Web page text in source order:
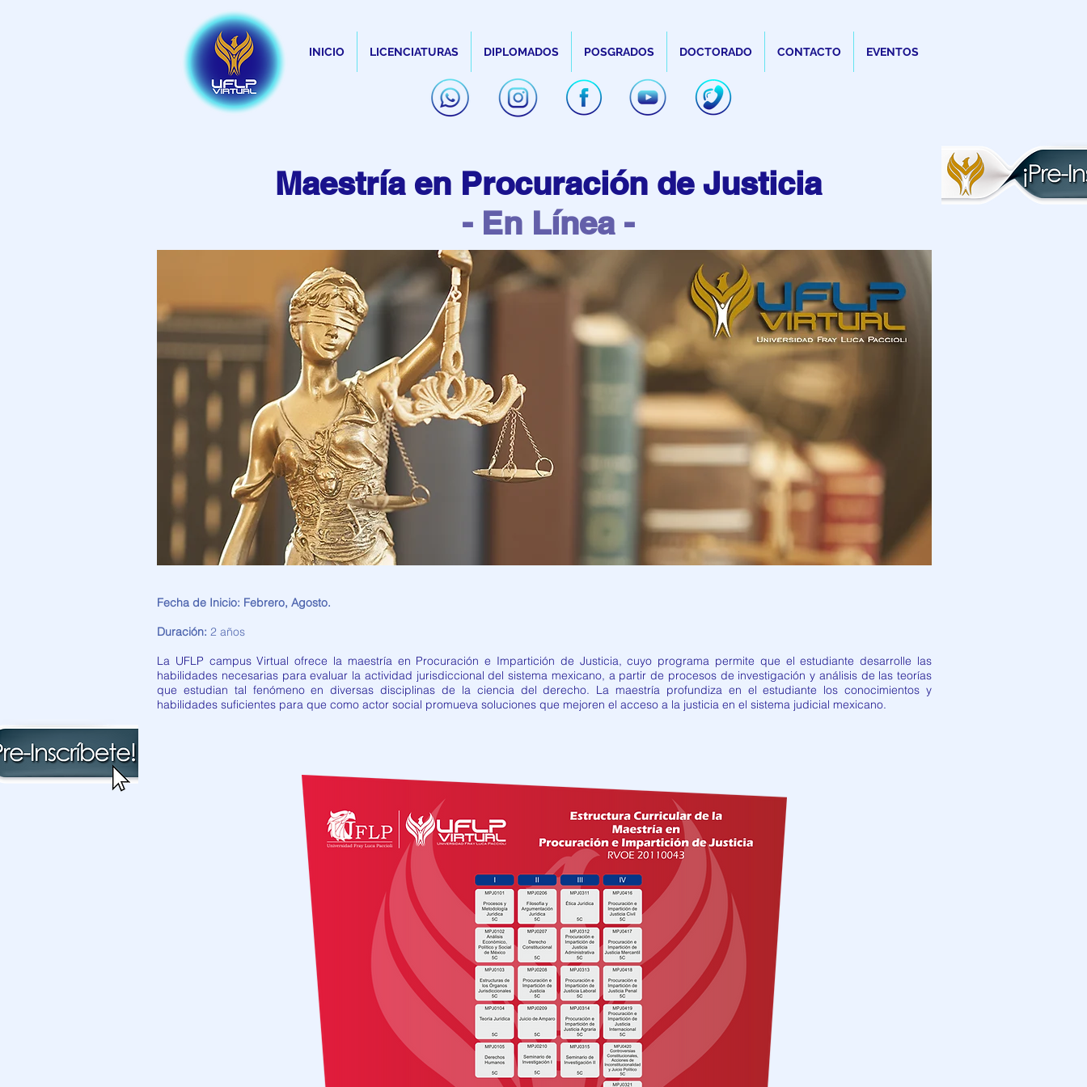
INICIO LICENCIATURAS DIPLOMADOS POSGRADOS DOCTORADO CONTACTO EVENTOS
Maestría en Procuración de Justicia
- En Línea -
Fecha de Inicio: Febrero, Agosto.
Duración: 2 años
La UFLP campus Virtual ofrece la maestría en Procuración e Impartición de Justicia, cuyo programa permite que el estudiante desarrolle las
habilidades necesarias para evaluar la actividad jurisdiccional del sistema mexicano, a partir de procesos de investigación y análisis de las teorías
que estudian tal fenómeno en diversas disciplinas de la ciencia del derecho. La maestría profundiza en el estudiante los conocimientos y
habilidades suficientes para que como actor social promueva soluciones que mejoren el acceso a la justicia en el sistema judicial mexicano.